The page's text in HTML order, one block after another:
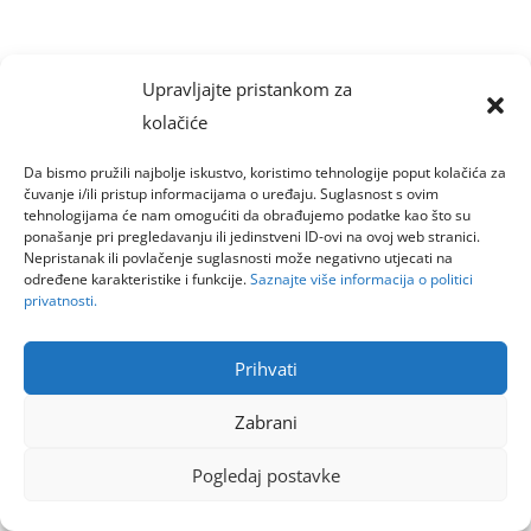
Upravljajte pristankom za
kolačiće
Da bismo pružili najbolje iskustvo, koristimo tehnologije poput kolačića za
čuvanje i/ili pristup informacijama o uređaju. Suglasnost s ovim
tehnologijama će nam omogućiti da obrađujemo podatke kao što su
ponašanje pri pregledavanju ili jedinstveni ID-ovi na ovoj web stranici.
Nepristanak ili povlačenje suglasnosti može negativno utjecati na
određene karakteristike i funkcije.Saznajte više informacija o politici
privatnosti.
Prihvati
Zabrani
Pogledaj postavke